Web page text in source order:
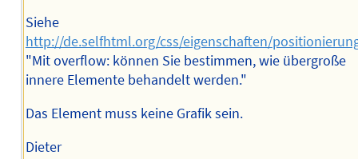
Siehe
http://de.selfhtml.org/css/eigenschaften/
"Mit overflow: können Sie bestimmen, wie übergroße
innere Elemente behandelt werden."
Das Element muss keine Grafik sein.
Dieter